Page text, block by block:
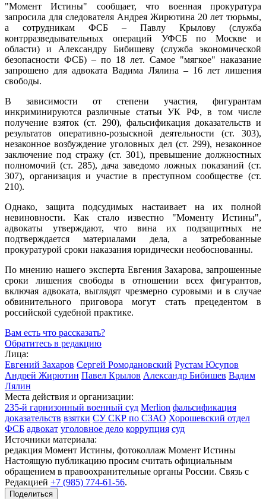
"Момент Истины" сообщает, что военная прокуратура
запросила для следователя Андрея Жирютина 20 лет тюрьмы,
а сотрудникам ФСБ – Павлу Крылову (служба
контрразведывательных операций УФСБ по Москве и
области) и Александру Бибишеву (служба экономической
безопасности ФСБ) – по 18 лет. Самое "мягкое" наказание
запрошено для адвоката Вадима Лялина – 16 лет лишения
свободы.
В зависимости от степени участия, фигурантам
инкриминируются различные статьи УК РФ, в том числе
получение взяток (ст. 290), фальсификация доказательств и
результатов оперативно-розыскной деятельности (ст. 303),
незаконное возбуждение уголовных дел (ст. 299), незаконное
заключение под стражу (ст. 301), превышение должностных
полномочий (ст. 285), дача заведомо ложных показаний (ст.
307), организация и участие в преступном сообществе (ст.
210).
Однако, защита подсудимых настаивает на их полной
невиновности. Как стало известно "Моменту Истины",
адвокаты утверждают, что вина их подзащитных не
подтверждается материалами дела, а затребованные
прокуратурой сроки наказания юридически необоснованны.
По мнению нашего эксперта Евгения Захарова, запрошенные
сроки лишения свободы в отношении всех фигурантов,
включая адвоката, выглядят чрезмерно суровыми и в случае
обвинительного приговора могут стать прецедентом в
российской судебной практике.
Вам есть что рассказать?
Обратитесь в редакцию
Лица:
Евгений Захаров Сергей Ромодановский Рустам Юсупов
Андрей Жирютин Павел Крылов Александр Бибишев Вадим
Лялин
Места действия и организации:
235-й гарнизонный военный суд Merlion фальсификация
доказательств взятки СУ СКР по СЗАО Хорошевский отдел
ФСБ адвокат уголовное дело коррупция суд
Источники материала:
редакция Момент Истины, фотоколлаж Момент Истины
Настоящую публикацию просим считать официальным
обращением в правоохранительные органы России. Связь с
Редакцией +7 (985) 774-61-56.
Поделиться